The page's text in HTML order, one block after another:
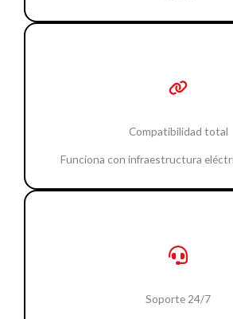
Compatibilidad total
Funciona con infraestructura
Soporte 24/7